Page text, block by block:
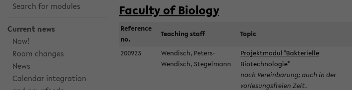
Search for modules
Current news
Now!
Room changes
News
Calendar integration
Faculty of Biology
Reference
no.
Teaching staff Topic
200923
Wendisch, Peters-
Wendisch, Stegelmann
Projektmodul "Bakterielle
Biotechnologie"
nach Vereinbarung; auch in der
vorlesungsfreien Zeit.